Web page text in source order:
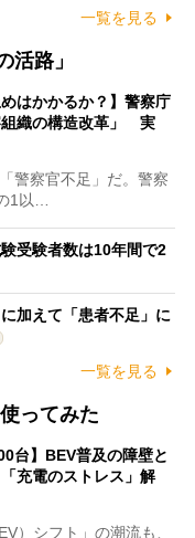
一覧を見る
活路」
はかかるか？】警察庁
組織の構造改革」 実
警察官不足」だ。警察
1以…
受験者数は10年間で2
加えて「患者不足」に
一覧を見る
ってみた
台】BEV普及の障壁と
充電のストレス」解
）シフト」の潮流も、